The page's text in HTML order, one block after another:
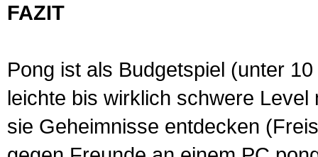
FAZIT
Pong ist als Budgetspiel (unter
leichte bis wirklich schwere
sie Geheimnisse entdecken